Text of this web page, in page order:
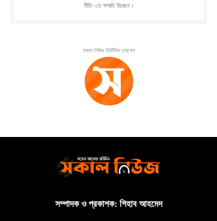
নীতি -তে সম্মতি দিচ্ছেন।
সকাল নিউজ ইউটিউব চ্যানেল
সম্পাদক ও প্রকাশক: শিহাব আহমেদ